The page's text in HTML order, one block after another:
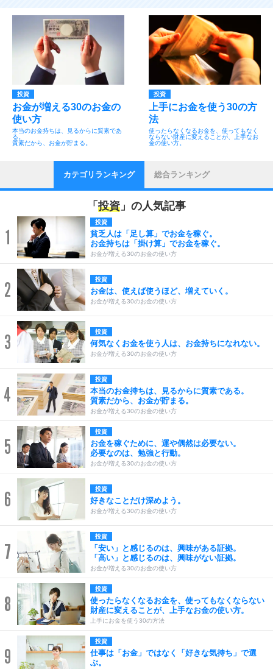
投資
お金が増える30のお金の
使い方
本当のお金持ちは、見るからに質素であ
る。
質素だから、お金が貯まる。
投資
上手にお金を使う30の方
法
使ったらなくなるお金を、使ってもなく
ならない財産に変えることが、上手なお
金の使い方。
カテゴリランキング 総合ランキング
「投資 」の人気記事
1
投資
貧乏人は「足し算」でお金を稼ぐ。
お金持ちは「掛け算」でお金を稼ぐ。
お金が増える30のお金の使い方
2 投資
お金は、使えば使うほど、増えていく。
お金が増える30のお金の使い方
3 投資
何気なくお金を使う人は、お金持ちになれない。
お金が増える30のお金の使い方
4
投資
本当のお金持ちは、見るからに質素である。
質素だから、お金が貯まる。
お金が増える30のお金の使い方
5
投資
お金を稼ぐために、運や偶然は必要ない。
必要なのは、勉強と行動。
お金が増える30のお金の使い方
6 投資
好きなことだけ深めよう。
お金が増える30のお金の使い方
7
投資
「安い」と感じるのは、興味がある証拠。
「高い」と感じるのは、興味がない証拠。
お金が増える30のお金の使い方
8
投資
使ったらなくなるお金を、使ってもなくならない
財産に変えることが、上手なお金の使い方。
上手にお金を使う30の方法
9
投資
仕事は「お金」ではなく「好きな気持ち」で選
ぶ。